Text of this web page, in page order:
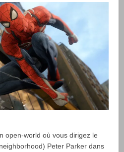
open-world où vous dirigez le
Peter Parker dans